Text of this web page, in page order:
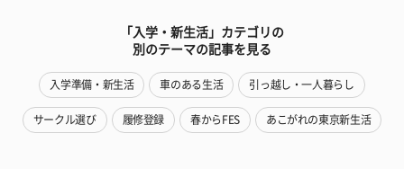
「入学・新生活」カテゴリの
別のテーマの記事を見る
入学準備・新生活 車のある生活 引っ越し・一人暮らし
サークル選び 履修登録 春からFES あこがれの東京新生活